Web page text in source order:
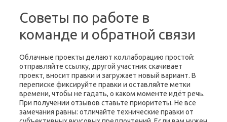
Советы по работе в
команде и обратной связи
Облачные проекты делают коллаборацию простой:
отправляйте ссылку, другой участник скачивает
проект, вносит правки и загружает новый вариант. В
переписке фиксируйте правки и оставляйте метки
времени, чтобы не гадать, о каком моменте идёт речь.
При получении отзывов ставьте приоритеты. Не все
замечания равны: отличайте технические правки от